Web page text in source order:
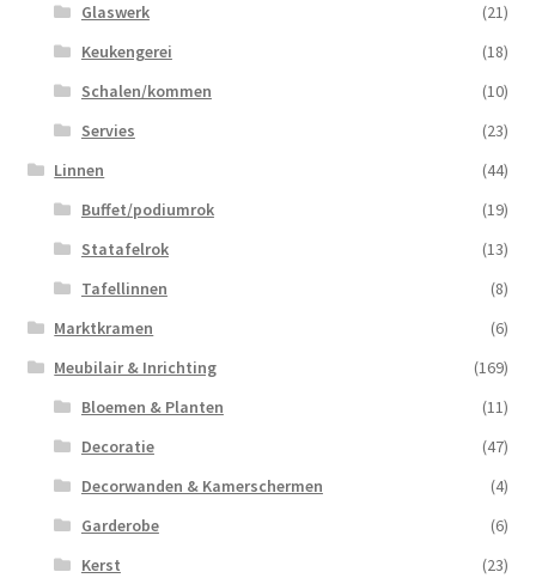
Glaswerk
(21)
Keukengerei
(18)
Schalen/kommen
(10)
Servies
(23)
Linnen
(44)
Buffet/podiumrok
(19)
Statafelrok
(13)
Tafellinnen
(8)
Marktkramen
(6)
Meubilair & Inrichting
(169)
Bloemen & Planten
(11)
Decoratie
(47)
Decorwanden & Kamerschermen
(4)
Garderobe
(6)
Kerst
(23)